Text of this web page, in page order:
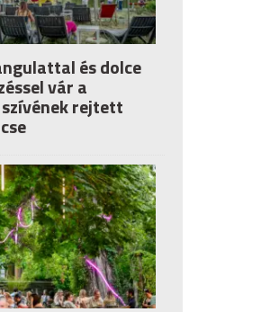
és dolce
vár a
rejtett